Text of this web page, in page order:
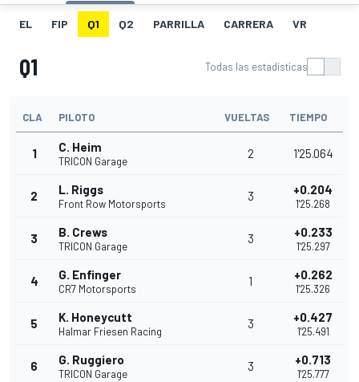
EL FIP Q1 Q2 PARRILLA CARRERA VR
Q1 Todas las estadísticas
CLA PILOTO VUELTAS TIEMPO
1 C. Heim
TRICON Garage
2 1'25.064
2 L. Riggs
Front Row Motorsports
3 +0.204
1'25.268
3 B. Crews
TRICON Garage
3 +0.233
1'25.297
4 G. Enfinger
CR7 Motorsports
1 +0.262
1'25.326
5 K. Honeycutt
Halmar Friesen Racing
3 +0.427
1'25.491
6 G. Ruggiero
TRICON Garage
3 +0.713
1'25.777